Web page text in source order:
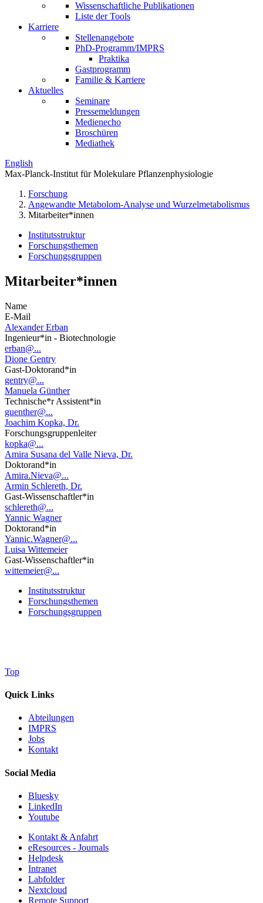
Wissenschaftliche Publikationen
Liste der Tools
Karriere
Stellenangebote
PhD-Programm/IMPRS
Praktika
Gastprogramm
Familie & Karriere
Aktuelles
Seminare
Pressemeldungen
Medienecho
Broschüren
Mediathek
English
Max-Planck-Institut für Molekulare Pflanzenphysiologie
Forschung
Angewandte Metabolom-Analyse und Wurzelmetabolismus
Mitarbeiter*innen
Institutsstruktur
Forschungsthemen
Forschungsgruppen
Mitarbeiter*innen
Name
E-Mail
Alexander Erban
Ingenieur*in - Biotechnologie
erban@...
Dione Gentry
Gast-Doktorand*in
gentry@...
Manuela Günther
Technische*r Assistent*in
guenther@...
Joachim Kopka, Dr.
Forschungsgruppenleiter
kopka@...
Amira Susana del Valle Nieva, Dr.
Doktorand*in
Amira.Nieva@...
Armin Schlereth, Dr.
Gast-Wissenschaftler*in
schlereth@...
Yannic Wagner
Doktorand*in
Yannic.Wagner@...
Luisa Wittemeier
Gast-Wissenschaftler*in
wittemeier@...
Institutsstruktur
Forschungsthemen
Forschungsgruppen
Top
Quick Links
Abteilungen
IMPRS
Jobs
Kontakt
Social Media
Bluesky
LinkedIn
Youtube
Kontakt & Anfahrt
eResources - Journals
Helpdesk
Intranet
Labfolder
Nextcloud
Remote Support